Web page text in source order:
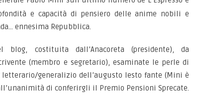
e capacità di pensiero delle anime nobili e
ennesima Repubblica.
blog, costituita dall’Anacoreta (presidente), da
(membro e segretario), esaminate le perle di
letterario/generalizio dell’augusto lesto fante (Mini è
di conferirgli il Premio Pensioni Sprecate.